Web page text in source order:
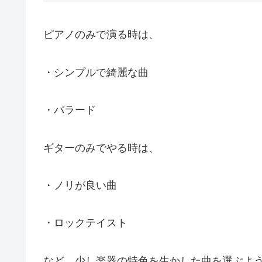
ピアノのみで演る時は、
・シンプルで綺麗な曲
・バラード
ギターのみでやる時は、
・ノリが良い曲
・ロックテイスト